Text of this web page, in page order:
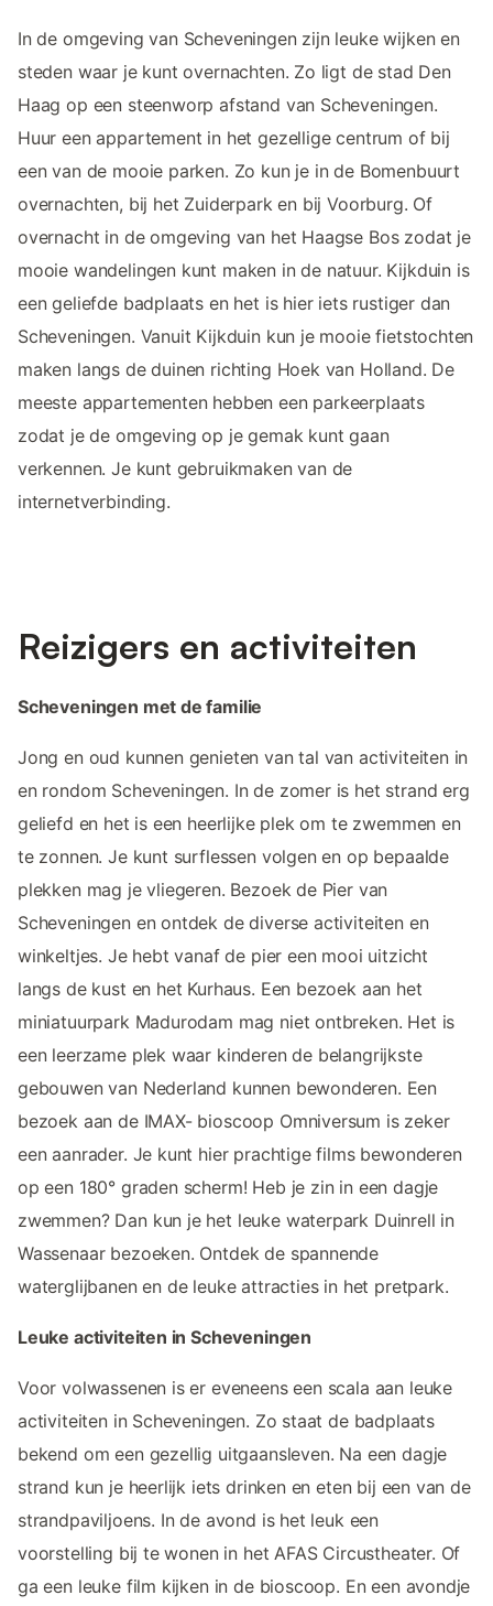
In de omgeving van Scheveningen zijn leuke wijken en
steden waar je kunt overnachten. Zo ligt de stad Den
Haag op een steenworp afstand van Scheveningen.
Huur een appartement in het gezellige centrum of bij
een van de mooie parken. Zo kun je in de Bomenbuurt
overnachten, bij het Zuiderpark en bij Voorburg. Of
overnacht in de omgeving van het Haagse Bos zodat je
mooie wandelingen kunt maken in de natuur. Kijkduin is
een geliefde badplaats en het is hier iets rustiger dan
Scheveningen. Vanuit Kijkduin kun je mooie fietstochten
maken langs de duinen richting Hoek van Holland. De
meeste appartementen hebben een parkeerplaats
zodat je de omgeving op je gemak kunt gaan
verkennen. Je kunt gebruikmaken van de
internetverbinding.
Reizigers en activiteiten
Scheveningen met de familie
Jong en oud kunnen genieten van tal van activiteiten in
en rondom Scheveningen. In de zomer is het strand erg
geliefd en het is een heerlijke plek om te zwemmen en
te zonnen. Je kunt surflessen volgen en op bepaalde
plekken mag je vliegeren. Bezoek de Pier van
Scheveningen en ontdek de diverse activiteiten en
winkeltjes. Je hebt vanaf de pier een mooi uitzicht
langs de kust en het Kurhaus. Een bezoek aan het
miniatuurpark Madurodam mag niet ontbreken. Het is
een leerzame plek waar kinderen de belangrijkste
gebouwen van Nederland kunnen bewonderen. Een
bezoek aan de IMAX- bioscoop Omniversum is zeker
een aanrader. Je kunt hier prachtige films bewonderen
op een 180° graden scherm! Heb je zin in een dagje
zwemmen? Dan kun je het leuke waterpark Duinrell in
Wassenaar bezoeken. Ontdek de spannende
waterglijbanen en de leuke attracties in het pretpark.
Leuke activiteiten in Scheveningen
Voor volwassenen is er eveneens een scala aan leuke
activiteiten in Scheveningen. Zo staat de badplaats
bekend om een gezellig uitgaansleven. Na een dagje
strand kun je heerlijk iets drinken en eten bij een van de
strandpaviljoens. In de avond is het leuk een
voorstelling bij te wonen in het AFAS Circustheater. Of
ga een leuke film kijken in de bioscoop. En een avondje